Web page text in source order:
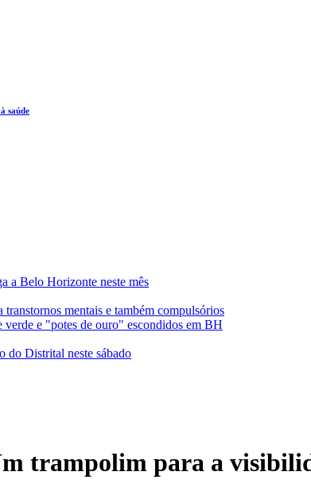
saúde
a Belo Horizonte neste mês
mentais e também compulsórios
e "potes de ouro" escondidos em BH
do Distrital neste sábado
trampolim para a